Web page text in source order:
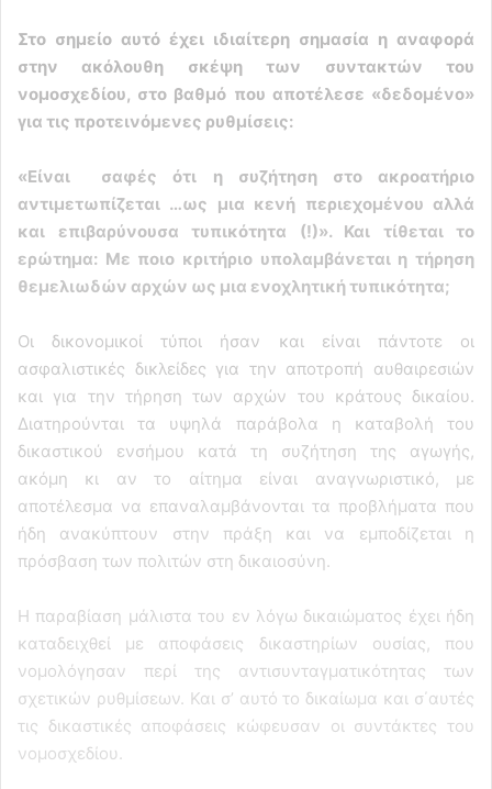
Στο σημείο αυτό έχει ιδιαίτερη σημασία η αναφορά
στην ακόλουθη σκέψη των συντακτών του
νομοσχεδίου, στο βαθμό που αποτέλεσε «δεδομένο»
για τις προτεινόμενες ρυθμίσεις:
«Είναι σαφές ότι η συζήτηση στο ακροατήριο
αντιμετωπίζεται …ως μια κενή περιεχομένου αλλά
και επιβαρύνουσα τυπικότητα (!)». Και τίθεται το
ερώτημα: Με ποιο κριτήριο υπολαμβάνεται η τήρηση
θεμελιωδών αρχών ως μια ενοχλητική τυπικότητα;
Οι δικονομικοί τύποι ήσαν και είναι πάντοτε οι
ασφαλιστικές δικλείδες για την αποτροπή αυθαιρεσιών
και για την τήρηση των αρχών του κράτους δικαίου.
Διατηρούνται τα υψηλά παράβολα η καταβολή του
δικαστικού ενσήμου κατά τη συζήτηση της αγωγής,
ακόμη κι αν το αίτημα είναι αναγνωριστικό, με
αποτέλεσμα να επαναλαμβάνονται τα προβλήματα που
ήδη ανακύπτουν στην πράξη και να εμποδίζεται η
πρόσβαση των πολιτών στη δικαιοσύνη.
Η παραβίαση μάλιστα του εν λόγω δικαιώματος έχει ήδη
καταδειχθεί με αποφάσεις δικαστηρίων ουσίας, που
νομολόγησαν περί της αντισυνταγματικότητας των
σχετικών ρυθμίσεων. Και σ’ αυτό το δικαίωμα και σ΄αυτές
τις δικαστικές αποφάσεις κώφευσαν οι συντάκτες του
νομοσχεδίου.